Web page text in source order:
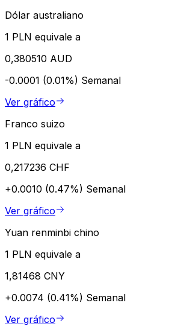
Dólar australiano
1 PLN equivale a
0,380510 AUD
-0.0001 (0.01%) Semanal
Ver gráfico
Franco suizo
1 PLN equivale a
0,217236 CHF
+0.0010 (0.47%) Semanal
Ver gráfico
Yuan renminbi chino
1 PLN equivale a
1,81468 CNY
+0.0074 (0.41%) Semanal
Ver gráfico